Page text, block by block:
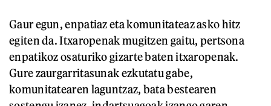
Gaur egun, enpatiaz eta komunitateaz asko hitz
egiten da. Itxaropenak mugitzen gaitu, pertsona
enpatikoz osaturiko gizarte baten itxaropenak.
Gure zaurgarritasunak ezkutatu gabe,
komunitatearen laguntzaz, bata bestearen